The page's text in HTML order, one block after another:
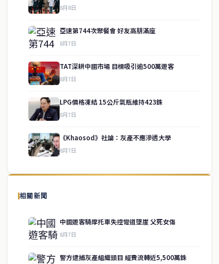
8月8日
亞速第744次聚餐會 好友高朋滿座
8月7日
TAT深耕中國市場 目標吸引逾500萬遊客
8月7日
LPG價格凍結 15公斤氣瓶維持423銖
8月7日
《Khaosod》社論：灰產不應滲透大學
8月7日
相關新聞
中國遊客騎摩托車失控彎道墜崖 父死女傷
8月7日
警方逮捕灰產組織頭目 經費流轉近5,500萬銖
關於我們
泰國中文新聞（TCN）是一家總部設於曼谷的中文新聞媒體，致力於
供即時、客觀、多元的中文新聞內容。
service@thaichinesenews.com